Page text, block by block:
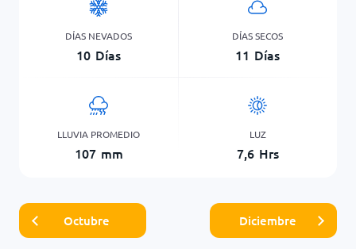
DÍAS NEVADOS
10 Días
DÍAS SECOS
11 Días
LLUVIA PROMEDIO
107 mm
LUZ
7,6 Hrs
Octubre Diciembre